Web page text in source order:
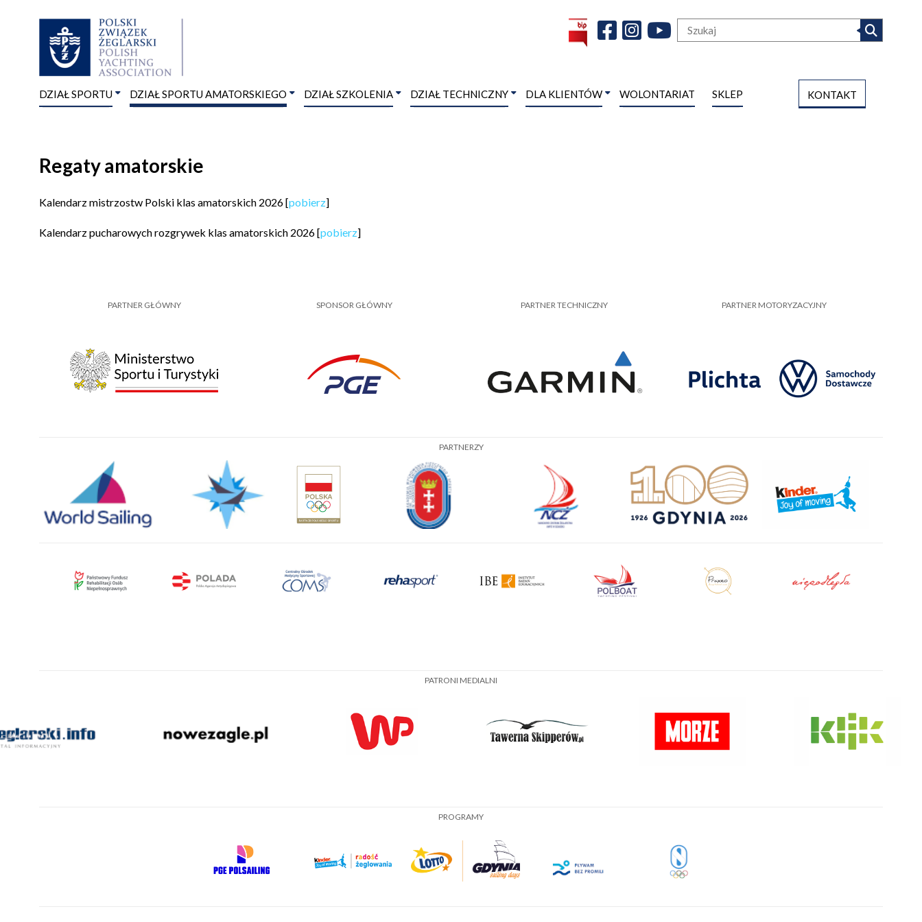
DZIAŁ SPORTU DZIAŁ SPORTU AMATORSKIEGO DZIAŁ SZKOLENIA DZIAŁ TECHNICZNY DLA KLIENTÓW WOLONTARIAT SKLEP KONTAKT
Regaty amatorskie
Kalendarz mistrzostw Polski klas amatorskich 2026 [pobierz]
Kalendarz pucharowych rozgrywek klas amatorskich 2026 [pobierz]
PARTNER GŁÓWNY SPONSOR GŁÓWNY PARTNER TECHNICZNY PARTNER MOTORYZACYJNY
PARTNERZY
PATRONI MEDIALNI
PROGRAMY